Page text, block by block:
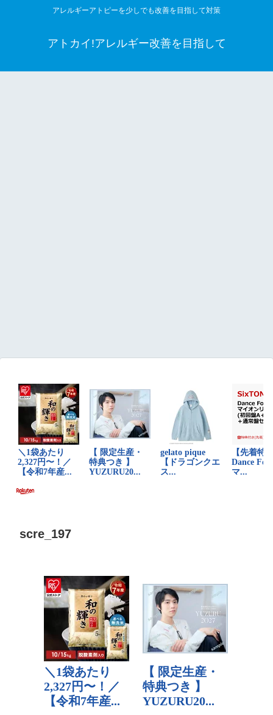
アレルギーアトピーを少しでも改善を目指して対策
アトカイ!アレルギー改善を目指して
scre_197